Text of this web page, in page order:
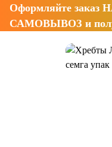
Оформляйте заказ
САМОВЫВОЗ и